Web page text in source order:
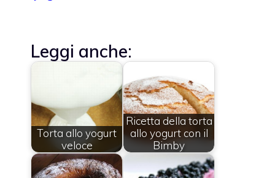
Leggi anche:
Torta allo yogurt
veloce
Ricetta della torta
allo yogurt con il
Bimby